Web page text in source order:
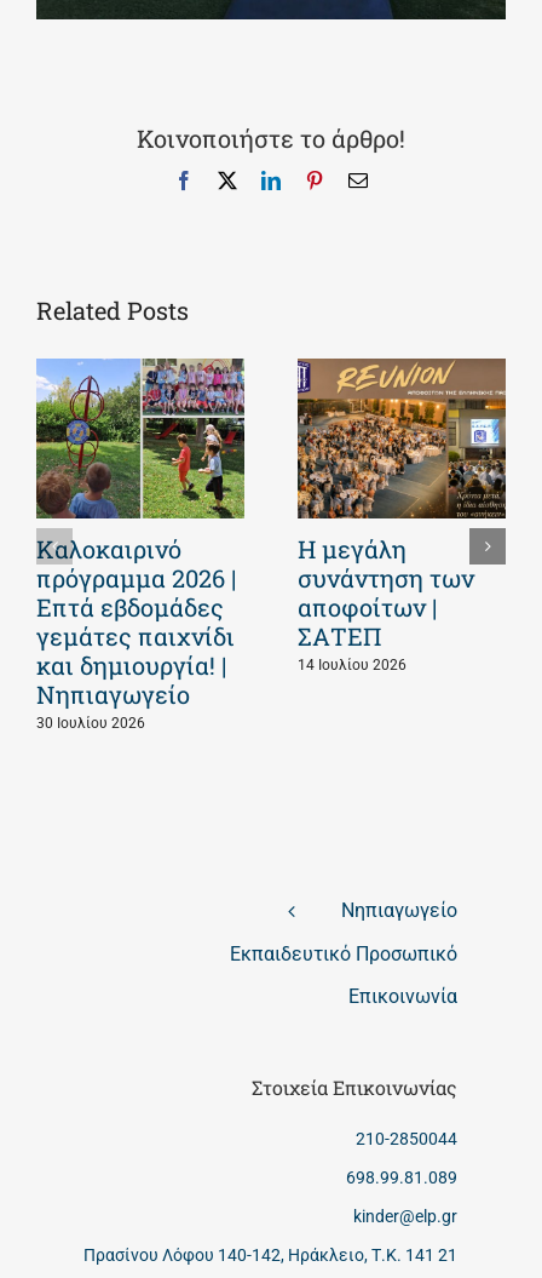
Κοινοποιήστε το άρθρο!
Facebook LinkedInPinterestEmail
Related Posts
Καλοκαιρινό
πρόγραμμα 2026 |
Επτά εβδομάδες
γεμάτες παιχνίδι
και δημιουργία! |
Νηπιαγωγείο
30 Ιουλίου 2026
Η μεγάλη
συνάντηση των
αποφοίτων |
ΣΑΤΕΠ
14 Ιουλίου 2026
Νηπιαγωγείο
Εκπαιδευτικό Προσωπικό
Επικοινωνία
Στοιχεία Επικοινωνίας
210-2850044
698.99.81.089
kinder@elp.gr
Πρασίνου Λόφου 140-142, Ηράκλειο, Τ.Κ. 141 21